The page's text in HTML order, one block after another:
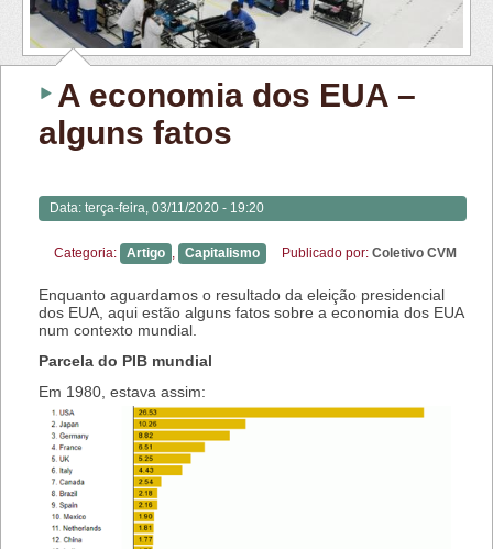
A economia dos EUA –
alguns fatos
Data: terça-feira, 03/11/2020 - 19:20
Categoria: Artigo , Capitalismo Publicado por: Coletivo CVM
Enquanto aguardamos o resultado da eleição presidencial
dos EUA, aqui estão alguns fatos sobre a economia dos EUA
num contexto mundial.
Parcela do PIB mundial
Em 1980, estava assim: